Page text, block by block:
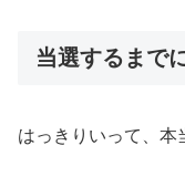
当選するまで
はっきりいって、本